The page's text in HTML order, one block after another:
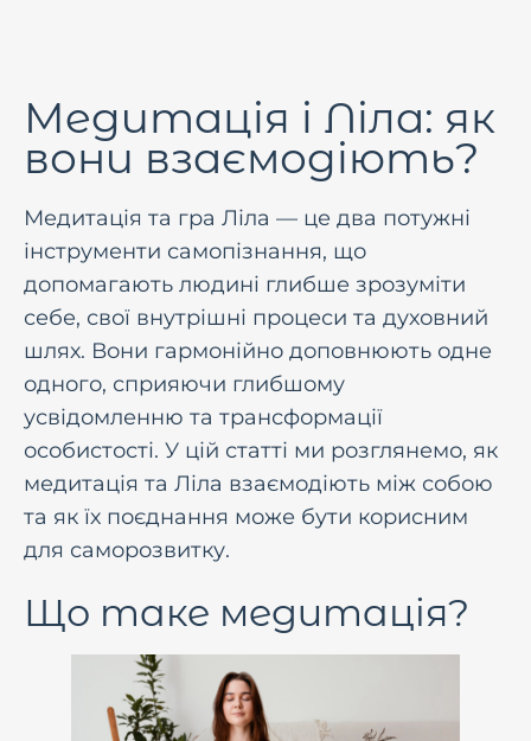
Медитація і Ліла: як
вони взаємодіють?
Медитація та гра Ліла — це два потужні
інструменти самопізнання, що
допомагають людині глибше зрозуміти
себе, свої внутрішні процеси та духовний
шлях. Вони гармонійно доповнюють одне
одного, сприяючи глибшому
усвідомленню та трансформації
особистості. У цій статті ми розглянемо, як
медитація та Ліла взаємодіють між собою
та як їх поєднання може бути корисним
для саморозвитку.
Що таке медитація?